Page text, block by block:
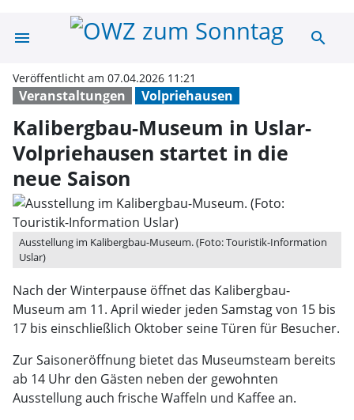
menu Kalibergbau-
search
Veranstaltungen Volpriehausen
Veröffentlicht am 07.04.2026 11:21
Kalibergbau-Museum in Uslar-
Volpriehausen startet in die
neue Saison
Ausstellung im Kalibergbau-Museum. (Foto: Touristik-Information
Uslar)
Nach der Winterpause öffnet das Kalibergbau-
Museum am 11. April wieder jeden Samstag von 15 bis
17 bis einschließlich Oktober seine Türen für Besucher.
Zur Saisoneröffnung bietet das Museumsteam bereits
ab 14 Uhr den Gästen neben der gewohnten
Ausstellung auch frische Waffeln und Kaffee an.